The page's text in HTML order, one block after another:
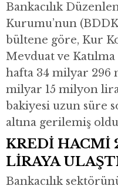
Bankacılık
Kurumu’nun
bültene göre, Kur
Mevduat ve
hafta 34 milyar 296
milyar 15 milyon
bakiyesi uzun süre
altına gerilemiş
KREDİ HACMİ
LİRAYA
Bankacılık